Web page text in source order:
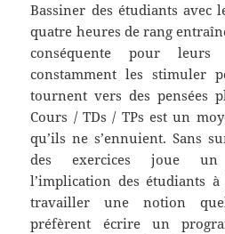
Bassiner des étudiants avec
quatre heures de rang
conséquente pour
constamment les stimuler
tournent vers des pensées
Cours / TDs / TPs est un
qu’ils ne s’ennuient. Sans
des exercices joue
l’implication des étudiants
travailler une notion
préfèrent écrire un